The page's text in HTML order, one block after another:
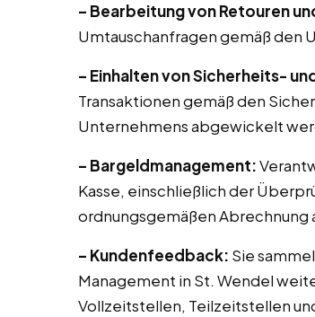
– Bearbeitung von Retouren
Umtauschanfragen gemäß den
– Einhalten von Sicherheits-
Transaktionen gemäß den
Unternehmens abgewickelt
– Bargeldmanagement:
Kasse, einschließlich der
ordnungsgemäßen Abrechnung
– Kundenfeedback: Sie
Management in St. Wendel
Vollzeitstellen, Teilzeitstellen